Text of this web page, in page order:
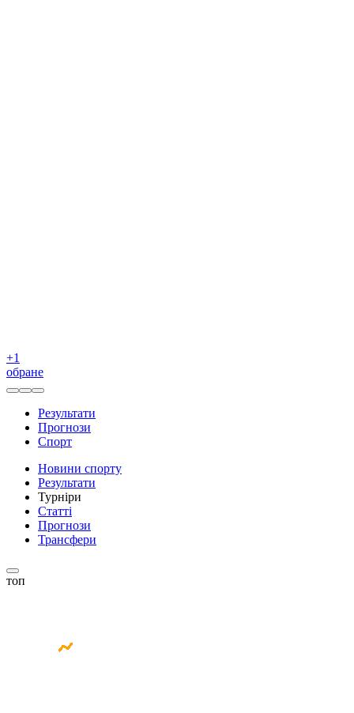
+1
обране
Результати
Прогнози
Спорт
Новини спорту
Результати
Турніри
Статті
Прогнози
Трансфери
топ